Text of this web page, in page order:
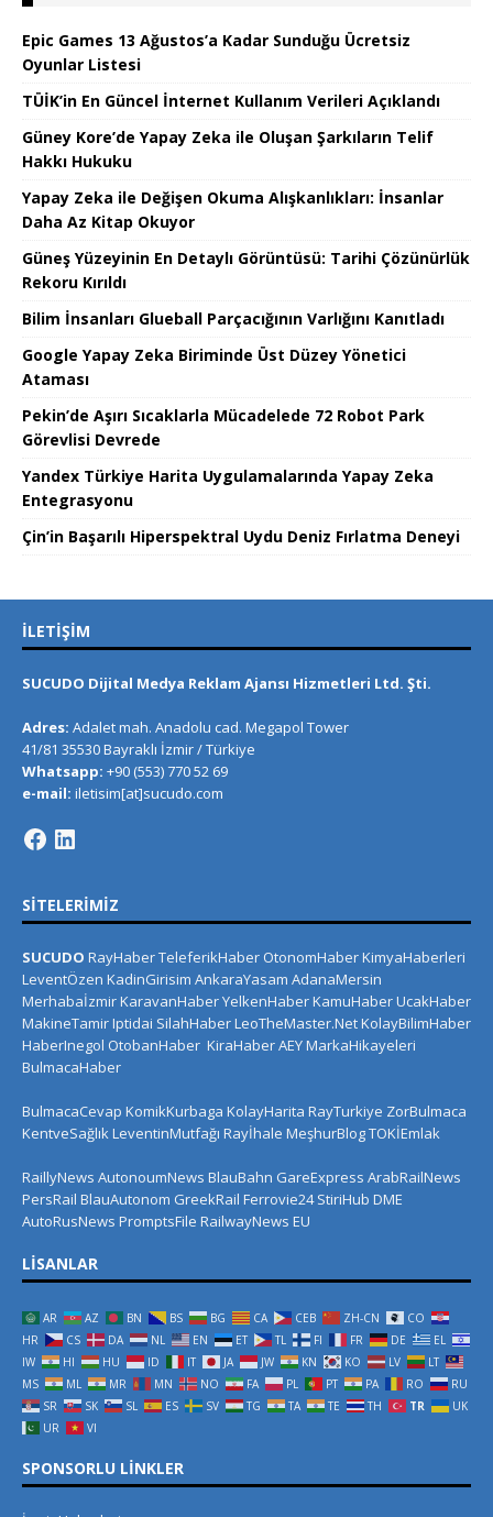
Epic Games 13 Ağustos’a Kadar Sunduğu Ücretsiz
Oyunlar Listesi
TÜİK’in En Güncel İnternet Kullanım Verileri Açıklandı
Güney Kore’de Yapay Zeka ile Oluşan Şarkıların Telif
Hakkı Hukuku
Yapay Zeka ile Değişen Okuma Alışkanlıkları: İnsanlar
Daha Az Kitap Okuyor
Güneş Yüzeyinin En Detaylı Görüntüsü: Tarihi Çözünürlük
Rekoru Kırıldı
Bilim İnsanları Glueball Parçacığının Varlığını Kanıtladı
Google Yapay Zeka Biriminde Üst Düzey Yönetici
Ataması
Pekin’de Aşırı Sıcaklarla Mücadelede 72 Robot Park
Görevlisi Devrede
Yandex Türkiye Harita Uygulamalarında Yapay Zeka
Entegrasyonu
Çin’in Başarılı Hiperspektral Uydu Deniz Fırlatma Deneyi
İLETIŞIM
SUCUDO Dijital Medya Reklam Ajansı Hizmetleri Ltd. Şti.
Adres: Adalet mah. Anadolu cad. Megapol Tower
41/81 35530 Bayraklı İzmir / Türkiye
Whatsapp: +90 (553) 770 52 69
e-mail: iletisim[at]sucudo.com
SITELERIMIZ
SUCUDO RayHaberTeleferikHaber OtonomHaberKimyaHaberleri
LeventÖzen KadinGirisim AnkaraYasam AdanaMersin
MerhabaİzmirKaravanHaberYelkenHaberKamuHaberUcakHaber
MakineTamirIptidai SilahHaberLeoTheMaster.NetKolayBilimHaber
HaberInegol OtobanHaber KiraHaberAEYMarkaHikayeleri
BulmacaHaber
BulmacaCevap KomikKurbaga KolayHarita RayTurkiye ZorBulmaca
KentveSağlıkLeventinMutfağı Rayİhale MeşhurBlogTOKİEmlak
RaillyNews AutonoumNews BlauBahn GareExpress ArabRailNews
PersRail BlauAutonom GreekRail Ferrovie24 StiriHub DME
AutoRusNews PromptsFile RailwayNews EU
LISANLAR
AR AZ BN BS BG CA CEB ZH-CN
CO
HR
CS DA NL EN ET TL FI FR DE
EL
IW
HI HU ID IT JA JW KN KO LV
LT
MS
ML MR MN NO FA PL PT PA RO
RU
SR
SK SL ES SV TG TA TE TH TR
UK
UR
VI
SPONSORLU LINKLER